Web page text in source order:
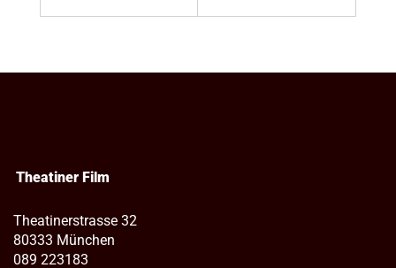
Theatiner Film
Theatinerstrasse 32
80333 München
089 223183